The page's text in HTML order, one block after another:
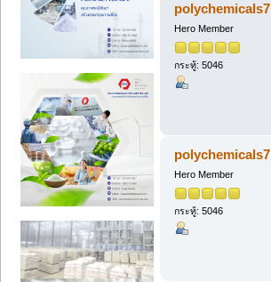
polychemicals7
Hero Member
กระทู้: 5046
polychemicals7
Hero Member
กระทู้: 5046